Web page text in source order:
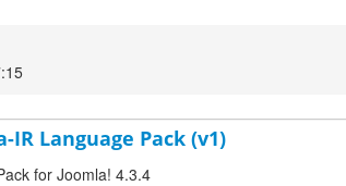
IR Language Pack (v1)
for Joomla! 4.3.4